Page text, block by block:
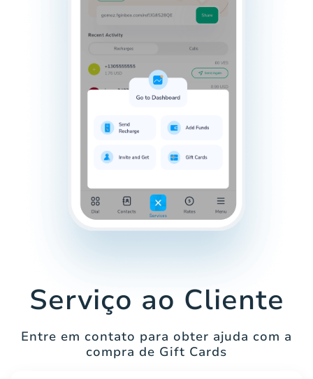
Serviço ao Cliente
Entre em contato para obter ajuda com a
compra de Gift Cards